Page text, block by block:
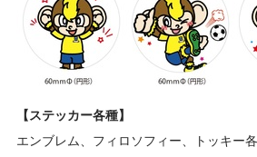
【ステッカー各種】
エンブレム、フィロソフィー、トッキー